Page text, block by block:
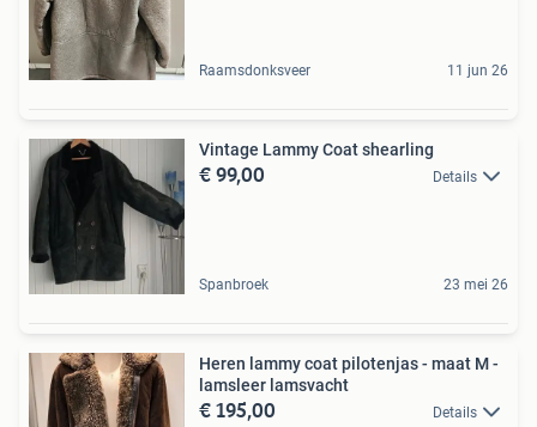
Raamsdonksveer 11 jun 26
Vintage Lammy Coat shearling
€ 99,00 Details
Spanbroek 23 mei 26
Heren lammy coat pilotenjas - maat M -
lamsleer lamsvacht
€ 195,00 Details